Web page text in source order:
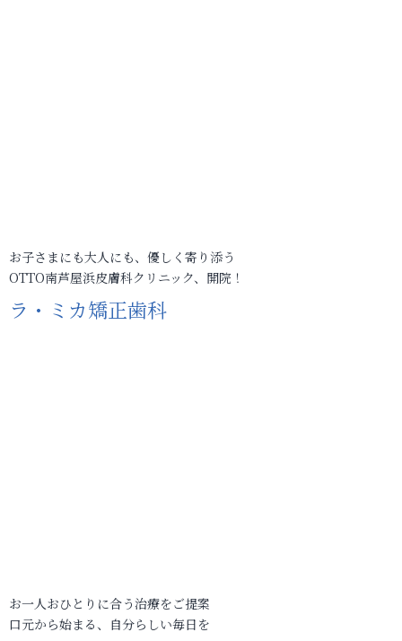
お子さまにも大人にも、優しく寄り添う
OTTO南芦屋浜皮膚科クリニック、開院！
ラ・ミカ矯正歯科
お一人おひとりに合う治療をご提案
口元から始まる、自分らしい毎日を